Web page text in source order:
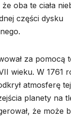
oba te ciała
części dysku
za pomocą
wieku. W 1761
atmosferę
planety na
że może